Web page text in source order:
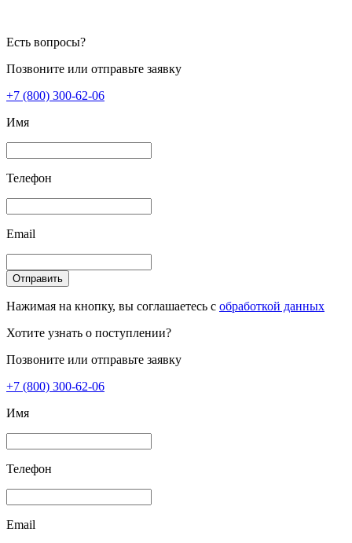
Есть вопросы?
Позвоните или отправьте заявку
+7 (800) 300-62-06
Имя
Телефон
Email
Отправить
Нажимая на кнопку, вы соглашаетесь с обработкой данных
Хотите узнать о поступлении?
Позвоните или отправьте заявку
+7 (800) 300-62-06
Имя
Телефон
Email